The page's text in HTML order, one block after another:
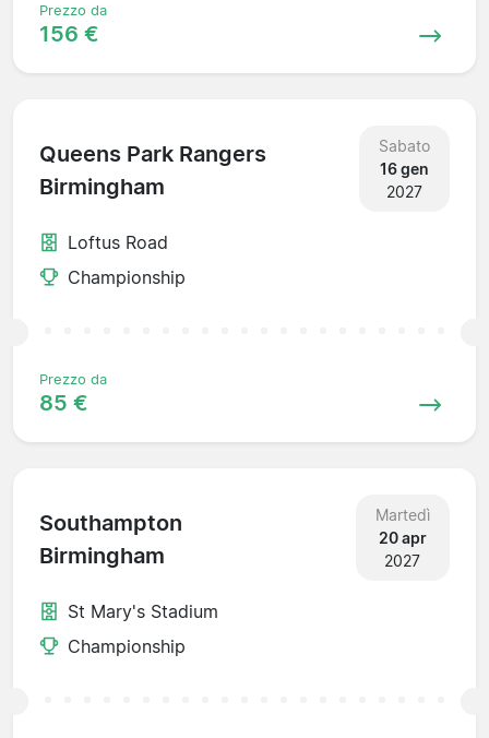
Prezzo da
156 €
Queens Park Rangers
Birmingham
Sabato
16 gen
2027
Loftus Road
Championship
Prezzo da
85 €
Southampton
Birmingham
Martedì
20 apr
2027
St Mary's Stadium
Championship